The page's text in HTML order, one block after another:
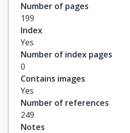
Number of pages
199
Index
Yes
Number of index pages
0
Contains images
Yes
Number of references
249
Notes